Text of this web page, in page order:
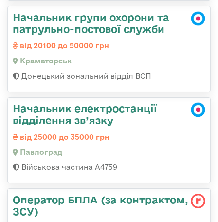
Начальник групи охорони та
патрульно-постової служби
від 20100 до 50000 грн
Краматорськ
Донецький зональний відділ ВСП
Начальник електростанції
відділення зв’язку
від 25000 до 35000 грн
Павлоград
Військова частина А4759
Оператор БПЛА (за контрактом,
ЗСУ)